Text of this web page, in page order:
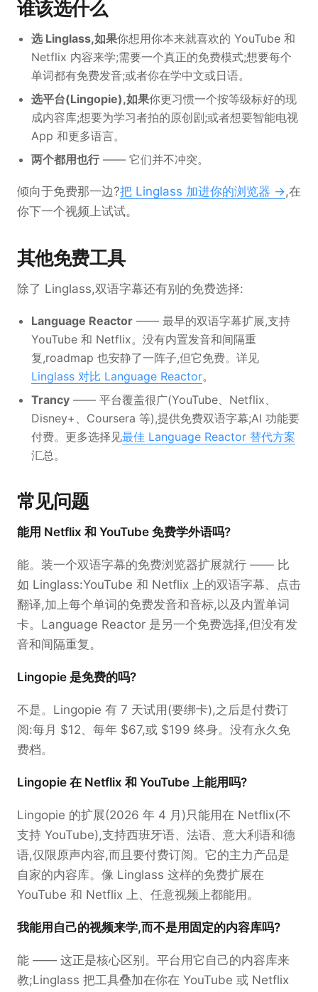
谁该选什么
选 Linglass,如果你想用你本来就喜欢的 YouTube 和
Netflix 内容来学;需要一个真正的免费模式;想要每个
单词都有免费发音;或者你在学中文或日语。
选平台(Lingopie),如果你更习惯一个按等级标好的现
成内容库;想要为学习者拍的原创剧;或者想要智能电视
App 和更多语言。
两个都用也行—— 它们并不冲突。
倾向于免费那一边?把 Linglass 加进你的浏览器 →,在
你下一个视频上试试。
其他免费工具
除了 Linglass,双语字幕还有别的免费选择:
Language Reactor —— 最早的双语字幕扩展,支持
YouTube 和 Netflix。没有内置发音和间隔重
复,roadmap 也安静了一阵子,但它免费。详见
Linglass 对比 Language Reactor。
Trancy —— 平台覆盖很广(YouTube、Netflix、
Disney+、Coursera 等),提供免费双语字幕;AI 功能要
付费。更多选择见最佳 Language Reactor 替代方案
汇总。
常见问题
能用 Netflix 和 YouTube 免费学外语吗?
能。装一个双语字幕的免费浏览器扩展就行 —— 比
如 Linglass:YouTube 和 Netflix 上的双语字幕、点击
翻译,加上每个单词的免费发音和音标,以及内置单词
卡。Language Reactor 是另一个免费选择,但没有发
音和间隔重复。
Lingopie 是免费的吗?
不是。Lingopie 有 7 天试用(要绑卡),之后是付费订
阅:每月 $12、每年 $67,或 $199 终身。没有永久免
费档。
Lingopie 在 Netflix 和 YouTube 上能用吗?
Lingopie 的扩展(2026 年 4 月)只能用在 Netflix(不
支持 YouTube),支持西班牙语、法语、意大利语和德
语,仅限原声内容,而且要付费订阅。它的主力产品是
自家的内容库。像 Linglass 这样的免费扩展在
YouTube 和 Netflix 上、任意视频上都能用。
我能用自己的视频来学,而不是用固定的内容库吗?
能 —— 这正是核心区别。平台用它自己的内容库来
教;Linglass 把工具叠加在你在 YouTube 或 Netflix